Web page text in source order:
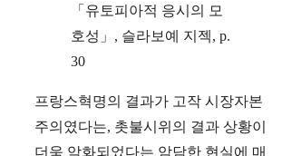
「유토피아적 응시의 모
호성」, 슬라보예 지젝, p.
30
프랑스혁명의 결과가 고작 시장자본
주의였다는, 촛불시위의 결과 상황이
더욱 악화되었다는 암담한 현실에 매